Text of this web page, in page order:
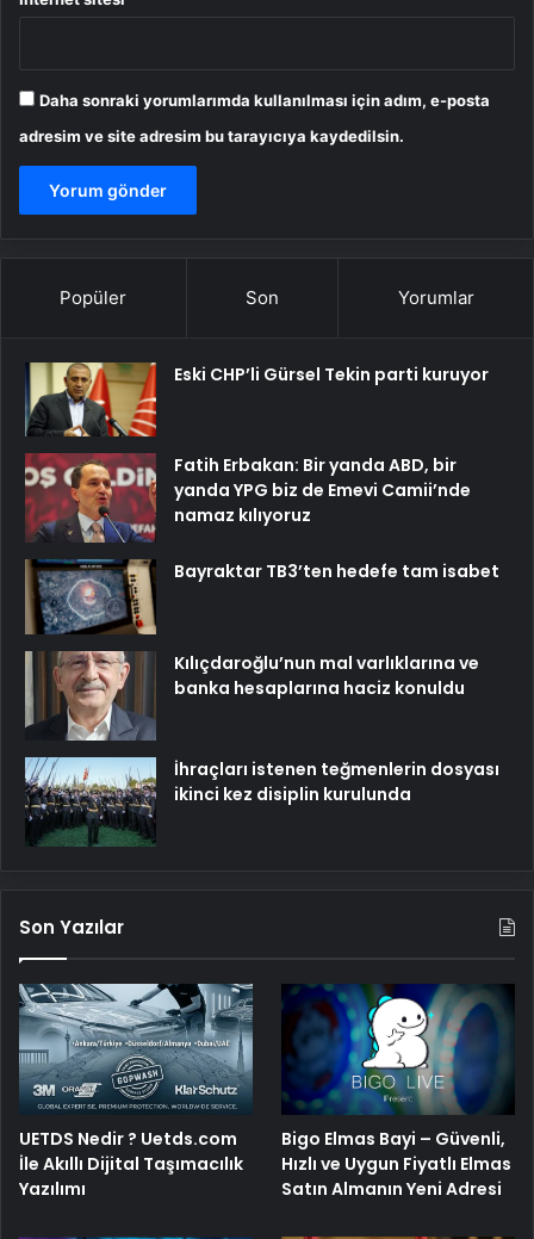
Daha sonraki yorumlarımda kullanılması için adım, e-posta
adresim ve site adresim bu tarayıcıya kaydedilsin.
Popüler Son Yorumlar
Eski CHP’li Gürsel Tekin parti kuruyor
Fatih Erbakan: Bir yanda ABD, bir
yanda YPG biz de Emevi Camii’nde
namaz kılıyoruz
Bayraktar TB3’ten hedefe tam isabet
Kılıçdaroğlu’nun mal varlıklarına ve
banka hesaplarına haciz konuldu
İhraçları istenen teğmenlerin dosyası
ikinci kez disiplin kurulunda
Son Yazılar
UETDS Nedir ? Uetds.com
İle Akıllı Dijital Taşımacılık
Yazılımı
Bigo Elmas Bayi – Güvenli,
Hızlı ve Uygun Fiyatlı Elmas
Satın Almanın Yeni Adresi